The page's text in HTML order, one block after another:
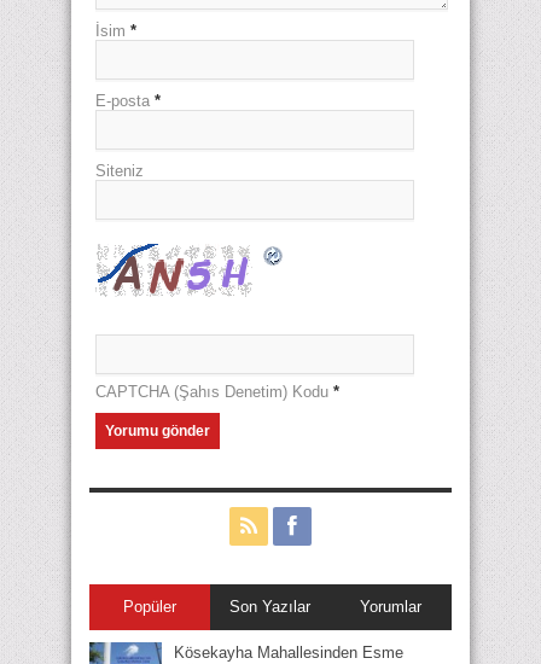
İsim *
E-posta *
Siteniz
CAPTCHA (Şahıs Denetim) Kodu *
Popüler Son Yazılar Yorumlar
Kösekayha Mahallesinden Esme